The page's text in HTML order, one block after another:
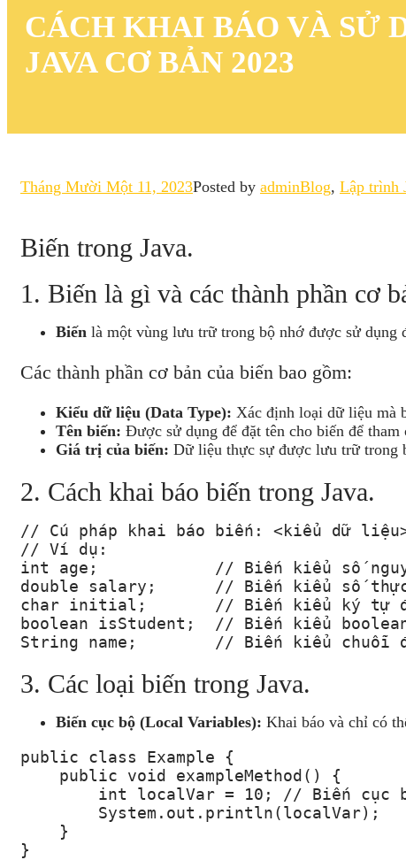
CÁCH KHAI BÁO VÀ SỬ
JAVA CƠ BẢN 2023
Tháng Mười Một 11, 2023Posted by adminBlog, Lập trình
Biến trong Java.
1. Biến là gì và các thành phần cơ
Biến là một vùng lưu trữ trong bộ nhớ được sử
Các thành phần cơ bản của biến bao gồm:
Kiểu dữ liệu (Data Type): Xác định loại dữ liệu mà
Tên biến: Được sử dụng để đặt tên cho biến để
Giá trị của biến: Dữ liệu thực sự được lưu trữ trong
2. Cách khai báo biến trong Java.
// Cú pháp khai báo biến: <kiểu dữ
// Ví dụ:
int age;            // Biến kiểu số
double salary;      // Biến kiểu số
char initial;       // Biến kiểu ký tự
boolean isStudent;  // Biến kiểu
String name;        // Biến kiểu chuỗi
3. Các loại biến trong Java.
Biến cục bộ (Local Variables): Khai báo và chỉ có
public class Example {
    public void exampleMethod() {
int localVar = 10; // Biến cục
        System.out.println(localVar);
    }
}